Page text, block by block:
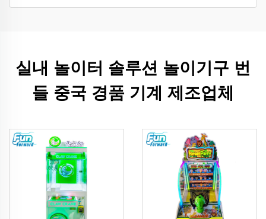
실내 놀이터 솔루션 놀이기구 번
들 중국 경품 기계 제조업체